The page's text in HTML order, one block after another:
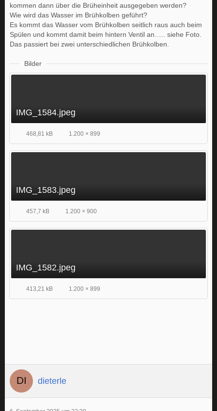
kommen dann über die Brüheinheit ausgegeben werden?
Wie wird das Wasser im Brühkolben geführt?
Es kommt das Wasser vom Brühkolben seitlich raus auch beim
Spülen und kommt damit beim hintern Ventil an….. siehe Foto.
Das passiert bei zwei unterschiedlichen Brühkolben.
Bilder
IMG_1584.jpeg
468,81 kB 1.200 × 899
IMG_1583.jpeg
457,7 kB 1.200 × 900
IMG_1582.jpeg
413,21 kB 1.200 × 899
dieterle